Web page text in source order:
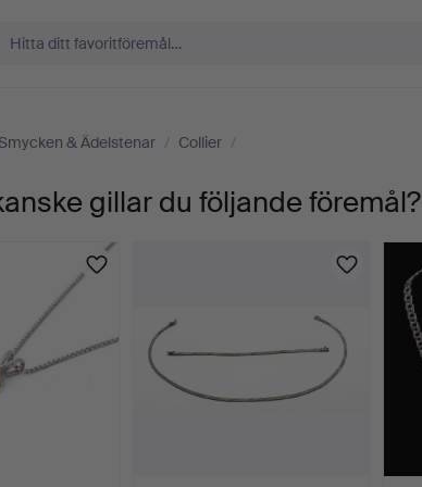
Smycken & Ädelstenar / Collier /
gillar du följande föremål?